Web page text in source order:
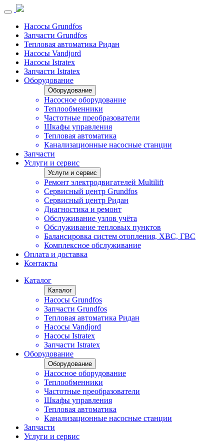
Насосы Grundfos
Запчасти Grundfos
Тепловая автоматика Ридан
Насосы Vandjord
Насосы Istratex
Запчасти Istratex
Оборудование
Оборудование
Насосное оборудование
Теплообменники
Частотные преобразователи
Шкафы управления
Тепловая автоматика
Канализационные насосные станции
Запчасти
Услуги и сервис
Услуги и сервис
Ремонт электродвигателей Multilift
Сервисный центр Grundfos
Сервисный центр Ридан
Диагностика и ремонт
Обслуживание узлов учёта
Обслуживание тепловых пунктов
Балансировка систем отопления, ХВС, ГВС
Комплексное обслуживание
Оплата и доставка
Контакты
Каталог
Каталог
Насосы Grundfos
Запчасти Grundfos
Тепловая автоматика Ридан
Насосы Vandjord
Насосы Istratex
Запчасти Istratex
Оборудование
Оборудование
Насосное оборудование
Теплообменники
Частотные преобразователи
Шкафы управления
Тепловая автоматика
Канализационные насосные станции
Запчасти
Услуги и сервис